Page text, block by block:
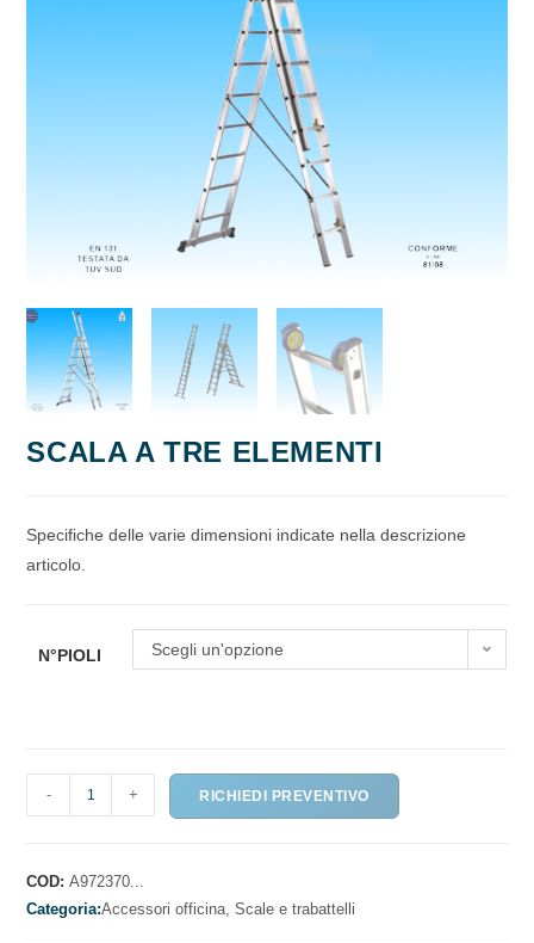
SCALA A TRE ELEMENTI
Specifiche delle varie dimensioni indicate nella descrizione
articolo.
N°PIOLI Scegli un'opzione
A
ELEMENTI
quantità
- + RICHIEDI PREVENTIVO
COD:A972370...
Categoria:Accessori officina,Scale e trabattelli